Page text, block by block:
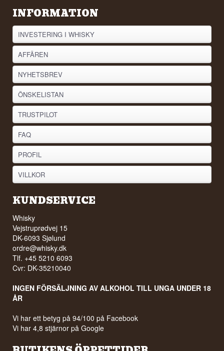
INFORMATION
INVESTERING I WHISKY
AFFÄREN
NYHETSBREV
ÖNSKELISTAN
TRUSTPILOT
FAQ
PROFIL
VILLKOR
KUNDSERVICE
Whisky
Vejstruprødvej 15
DK-6093 Sjølund
ordre@whisky.dk
Tlf. +45 5210 6093
Cvr: DK-35210040
INGEN FÖRSÄLJNING AV ALKOHOL TILL UNGA UNDER 18
ÅR
Vi har ett betyg på 94/100 på Facebook
Vi har 4,8 stjärnor på Google